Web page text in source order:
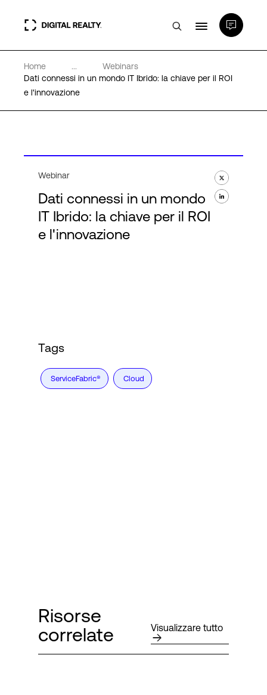
Data center
PlatformDIGITAL®
Chi Siamo
Home ...
Webinars
Dati connessi in un mondo IT Ibrido: la chiave per il ROI
e l'innovazione
Webinar
Dati connessi in un mondo
IT Ibrido: la chiave per il ROI
e l'innovazione
Tags
ServiceFabric® Cloud
Risorse
correlate
Visualizzare tutto